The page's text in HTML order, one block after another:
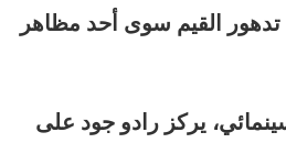
تدهور القيم سوى أحد مظاهر
يركز رادو جود على